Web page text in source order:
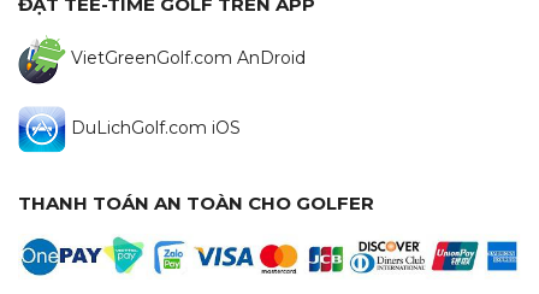
VietGreenGolf.com AnDroid
DuLichGolf.com iOS
THANH TOÁN AN TOÀN CHO GOLFER